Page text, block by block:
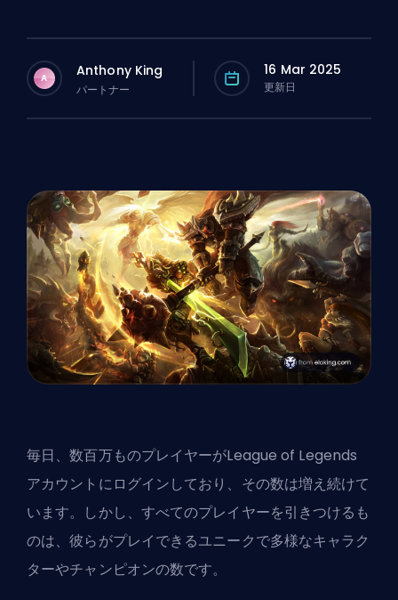
A Anthony King
パートナー
16 Mar 2025
更新日
毎日、数百万ものプレイヤーがLeague of Legends
アカウントにログインしており、その数は増え続けて
います。しかし、すべてのプレイヤーを引きつけるも
のは、彼らがプレイできるユニークで多様なキャラク
ターやチャンピオンの数です。